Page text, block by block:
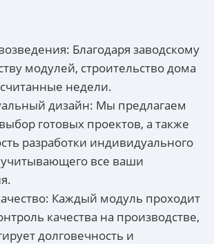
Благодаря заводскому
модулей, строительство дома
недели.
дизайн: Мы предлагаем
готовых проектов, а также
разработки индивидуального
все ваши
Каждый модуль проходит
качества на производстве,
долговечность и